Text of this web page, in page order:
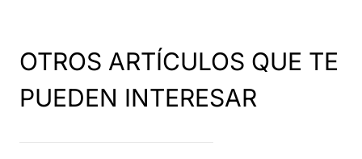
OTROS ARTÍCULOS QUE TE
PUEDEN INTERESAR